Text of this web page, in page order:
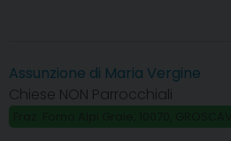
Assunzione di Maria Vergine
Chiese NON Parrocchiali